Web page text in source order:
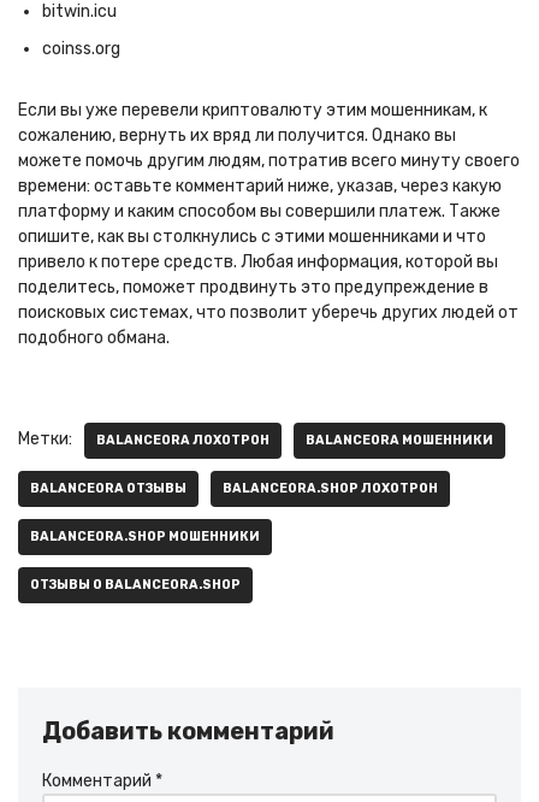
bitwin.icu
coinss.org
Если вы уже перевели криптовалюту этим мошенникам, к
сожалению, вернуть их вряд ли получится. Однако вы
можете помочь другим людям, потратив всего минуту своего
времени: оставьте комментарий ниже, указав, через какую
платформу и каким способом вы совершили платеж. Также
опишите, как вы столкнулись с этими мошенниками и что
привело к потере средств. Любая информация, которой вы
поделитесь, поможет продвинуть это предупреждение в
поисковых системах, что позволит уберечь других людей от
подобного обмана.
Метки: BALANCEORA ЛОХОТРОН BALANCEORA МОШЕННИКИ
BALANCEORA ОТЗЫВЫ BALANCEORA.SHOP ЛОХОТРОН
BALANCEORA.SHOP МОШЕННИКИ
ОТЗЫВЫ О BALANCEORA.SHOP
Добавить комментарий
Комментарий *